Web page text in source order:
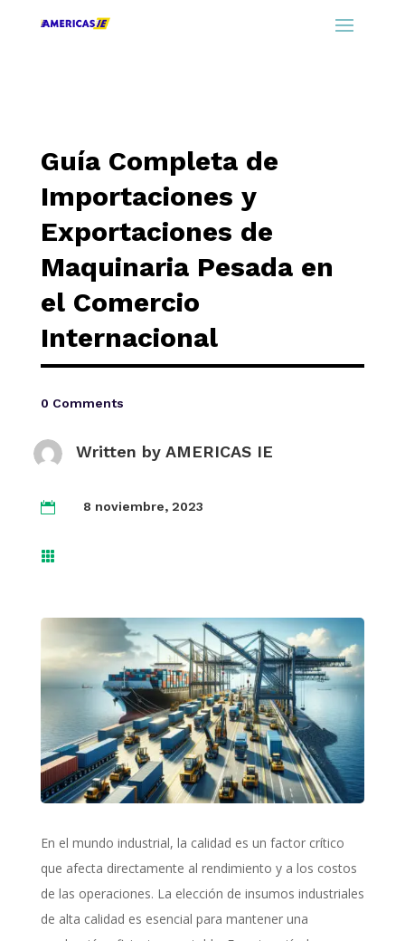
Guía Completa de
Importaciones y
Exportaciones de
Maquinaria Pesada en
el Comercio
Internacional
0 Comments
Written by AMERICAS IE
 8 noviembre, 2023

En el mundo industrial, la calidad es un factor crítico
que afecta directamente al rendimiento y a los costos
de las operaciones. La elección de insumos industriales
de alta calidad es esencial para mantener una